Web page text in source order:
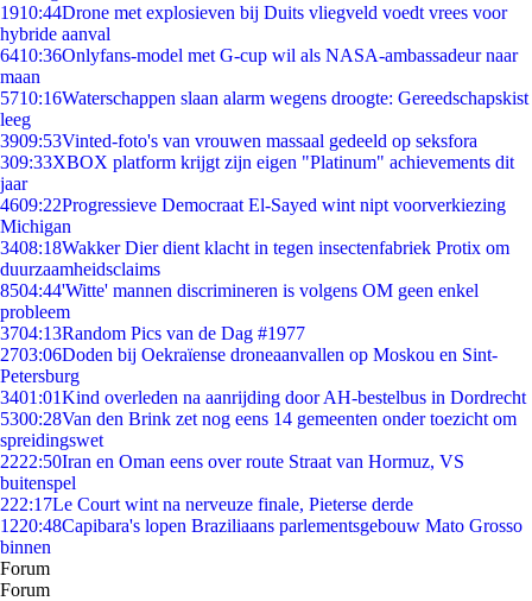
1910:44Drone met explosieven bij Duits vliegveld voedt vrees voor
hybride aanval
6410:36Onlyfans-model met G-cup wil als NASA-ambassadeur naar
maan
5710:16Waterschappen slaan alarm wegens droogte: Gereedschapskist
leeg
3909:53Vinted-foto's van vrouwen massaal gedeeld op seksfora
309:33XBOX platform krijgt zijn eigen "Platinum" achievements dit
jaar
4609:22Progressieve Democraat El-Sayed wint nipt voorverkiezing
Michigan
3408:18Wakker Dier dient klacht in tegen insectenfabriek Protix om
duurzaamheidsclaims
8504:44'Witte' mannen discrimineren is volgens OM geen enkel
probleem
3704:13Random Pics van de Dag #1977
2703:06Doden bij Oekraïense droneaanvallen op Moskou en Sint-
Petersburg
3401:01Kind overleden na aanrijding door AH-bestelbus in Dordrecht
5300:28Van den Brink zet nog eens 14 gemeenten onder toezicht om
spreidingswet
2222:50Iran en Oman eens over route Straat van Hormuz, VS
buitenspel
222:17Le Court wint na nerveuze finale, Pieterse derde
1220:48Capibara's lopen Braziliaans parlementsgebouw Mato Grosso
binnen
Forum
Forum